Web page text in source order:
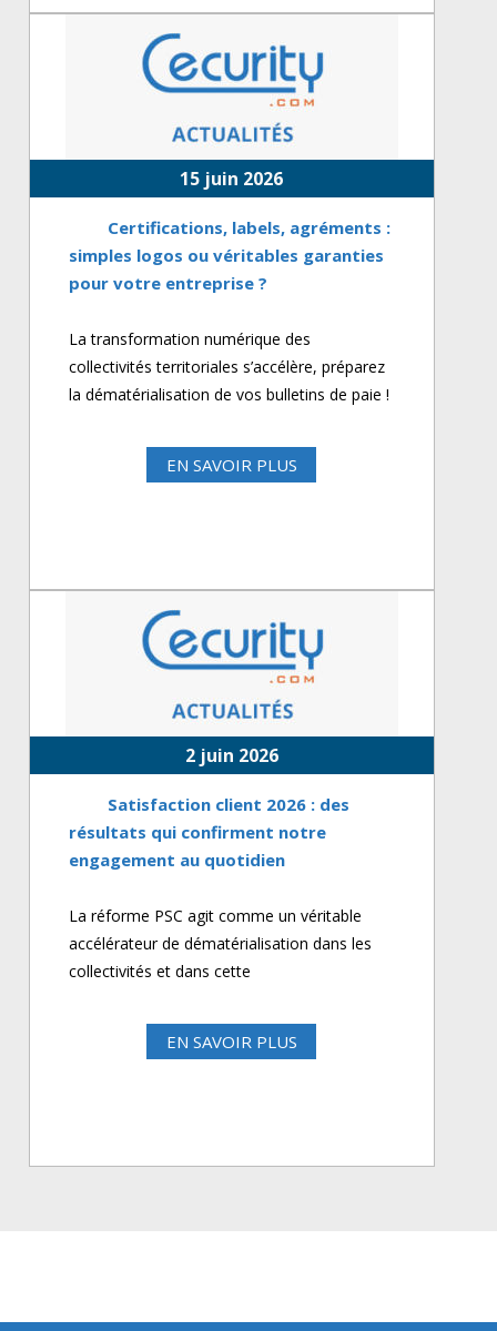
15 juin 2026
Certifications, labels, agréments :
simples logos ou véritables garanties
pour votre entreprise ?
La transformation numérique des
collectivités territoriales s’accélère, préparez
la dématérialisation de vos bulletins de paie !
EN SAVOIR PLUS
2 juin 2026
Satisfaction client 2026 : des
résultats qui confirment notre
engagement au quotidien
La réforme PSC agit comme un véritable
accélérateur de dématérialisation dans les
collectivités et dans cette
EN SAVOIR PLUS